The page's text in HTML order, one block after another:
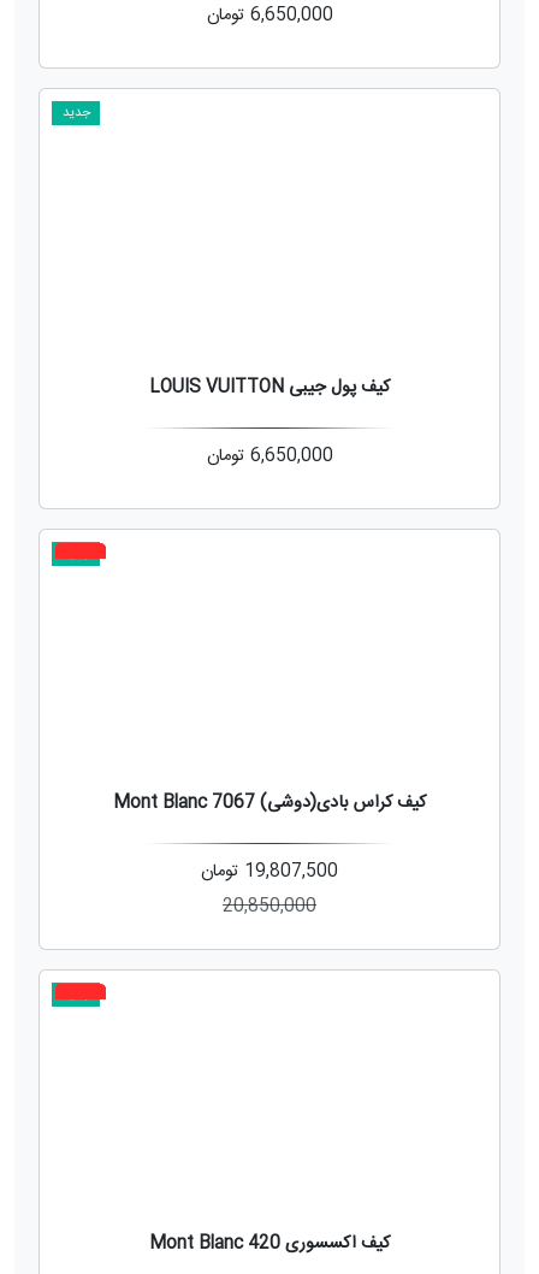
6,650,000 تومان
جدید
کیف پول جیبی LOUIS VUITTON
6,650,000 تومان
جدید
کیف کراس بادی(دوشی) 7067 Mont Blanc
19,807,500 تومان
20,850,000
جدید
کیف اکسسوری 420 Mont Blanc